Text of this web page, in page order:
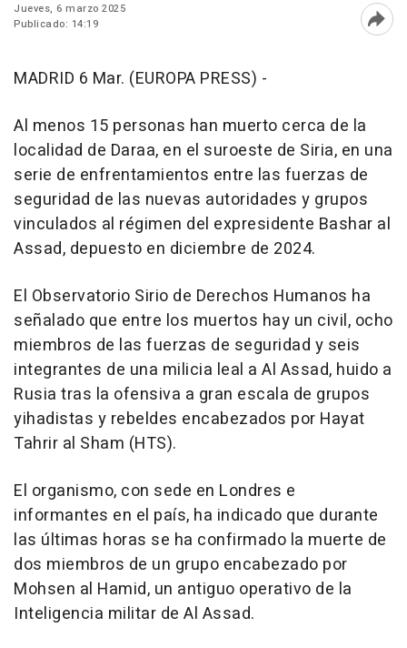
Jueves, 6 marzo 2025
Publicado: 14:19
MADRID 6 Mar. (EUROPA PRESS) -
Al menos 15 personas han muerto cerca de la
localidad de Daraa, en el suroeste de Siria, en una
serie de enfrentamientos entre las fuerzas de
seguridad de las nuevas autoridades y grupos
vinculados al régimen del expresidente Bashar al
Assad, depuesto en diciembre de 2024.
El Observatorio Sirio de Derechos Humanos ha
señalado que entre los muertos hay un civil, ocho
miembros de las fuerzas de seguridad y seis
integrantes de una milicia leal a Al Assad, huido a
Rusia tras la ofensiva a gran escala de grupos
yihadistas y rebeldes encabezados por Hayat
Tahrir al Sham (HTS).
El organismo, con sede en Londres e
informantes en el país, ha indicado que durante
las últimas horas se ha confirmado la muerte de
dos miembros de un grupo encabezado por
Mohsen al Hamid, un antiguo operativo de la
Inteligencia militar de Al Assad.